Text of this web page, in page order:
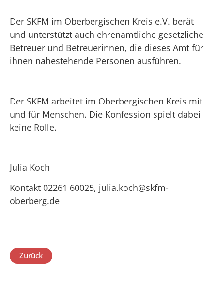
Der SKFM im Oberbergischen Kreis e.V. berät
und unterstützt auch ehrenamtliche gesetzliche
Betreuer und Betreuerinnen, die dieses Amt für
ihnen nahestehende Personen ausführen.
Der SKFM arbeitet im Oberbergischen Kreis mit
und für Menschen. Die Konfession spielt dabei
keine Rolle.
Julia Koch
Kontakt 02261 60025, julia.koch@skfm-
oberberg.de